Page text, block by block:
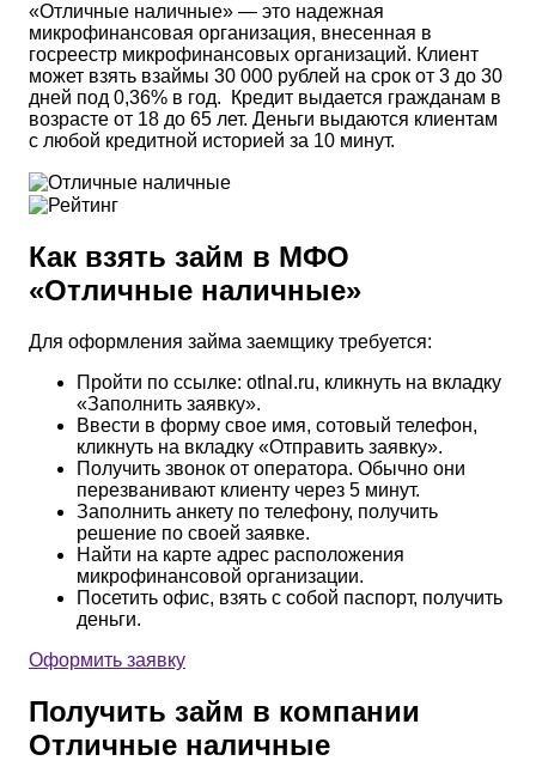
«Отличные наличные» — это надежная
микрофинансовая организация, внесенная в
госреестр микрофинансовых организаций. Клиент
может взять взаймы 30 000 рублей на срок от 3 до 30
дней под 0,36% в год. Кредит выдается гражданам в
возрасте от 18 до 65 лет. Деньги выдаются клиентам
с любой кредитной историей за 10 минут.
Как взять займ в МФО
«Отличные наличные»
Для оформления займа заемщику требуется:
Пройти по ссылке: otlnal.ru, кликнуть на вкладку
«Заполнить заявку».
Ввести в форму свое имя, сотовый телефон,
кликнуть на вкладку «Отправить заявку».
Получить звонок от оператора. Обычно они
перезванивают клиенту через 5 минут.
Заполнить анкету по телефону, получить
решение по своей заявке.
Найти на карте адрес расположения
микрофинансовой организации.
Посетить офис, взять с собой паспорт, получить
деньги.
Оформить заявку
Получить займ в компании
Отличные наличные